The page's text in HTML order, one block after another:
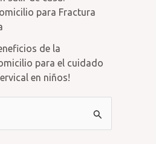
para Fractura
de la
para el cuidado
en niños!